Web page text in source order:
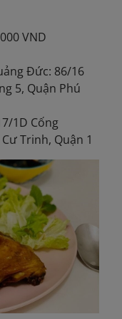
VND
Đức: 86/16
5, Quận Phú
1D Cống
Trinh, Quận 1